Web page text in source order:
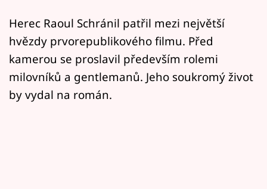
Sledujte nás
Herec Raoul Schránil patřil mezi největší
hvězdy prvorepublikového filmu. Před
kamerou se proslavil především rolemi
milovníků a gentlemanů. Jeho soukromý život
by vydal na román.